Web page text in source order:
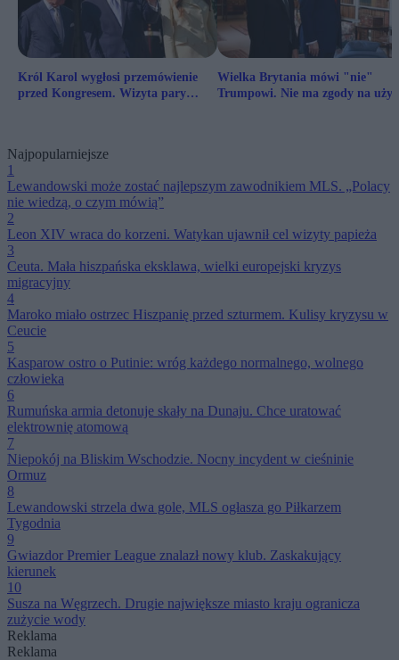
Król Karol wygłosi przemówienie
przed Kongresem. Wizyta pary
Wielka Brytania mówi "nie"
Trumpowi. Nie ma zgody na
Najpopularniejsze
1
Lewandowski może zostać najlepszym zawodnikiem MLS. „Polacy
nie wiedzą, o czym mówią”
2
Leon XIV wraca do korzeni. Watykan ujawnił cel wizyty papieża
3
Ceuta. Mała hiszpańska eksklawa, wielki europejski kryzys
migracyjny
4
Maroko miało ostrzec Hiszpanię przed szturmem. Kulisy kryzysu w
Ceucie
5
Kasparow ostro o Putinie: wróg każdego normalnego, wolnego
człowieka
6
Rumuńska armia detonuje skały na Dunaju. Chce uratować
elektrownię atomową
7
Niepokój na Bliskim Wschodzie. Nocny incydent w cieśninie
Ormuz
8
Lewandowski strzela dwa gole, MLS ogłasza go Piłkarzem
Tygodnia
9
Gwiazdor Premier League znalazł nowy klub. Zaskakujący
kierunek
10
Susza na Węgrzech. Drugie największe miasto kraju ogranicza
zużycie wody
Reklama
Reklama